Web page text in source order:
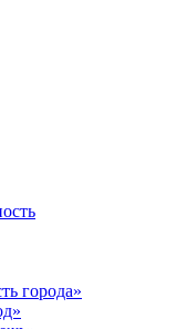
города»